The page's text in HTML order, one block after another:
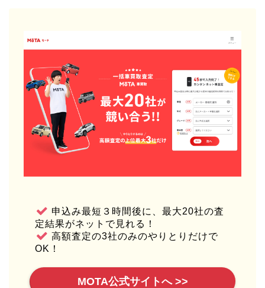
申込み最短３時間後に、最大20社の査
定結果がネットで見れる！
高額査定の3社のみのやりとりだけで
OK！
MOTA公式サイトへ >>